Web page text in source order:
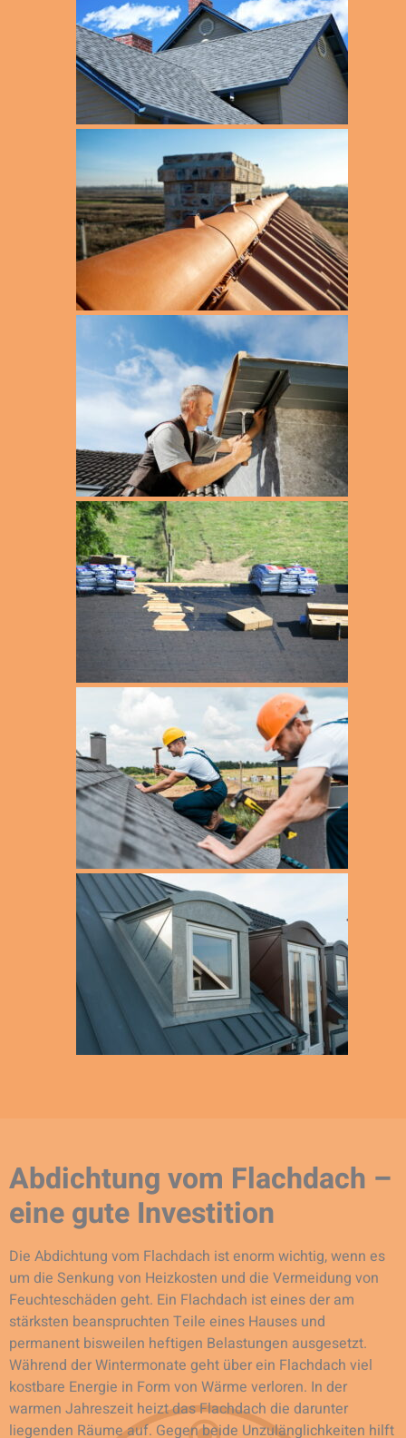
Abdichtung vom Flachdach –
eine gute Investition
Die Abdichtung vom Flachdach ist enorm wichtig, wenn es
um die Senkung von Heizkosten und die Vermeidung von
Feuchteschäden geht. Ein Flachdach ist eines der am
stärksten beanspruchten Teile eines Hauses und
permanent bisweilen heftigen Belastungen ausgesetzt.
Während der Wintermonate geht über ein Flachdach viel
kostbare Energie in Form von Wärme verloren. In der
warmen Jahreszeit heizt das Flachdach die darunter
liegenden Räume auf. Gegen beide Unzulänglichkeiten hilft